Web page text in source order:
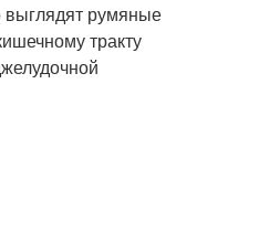
выглядят румяные
тракту